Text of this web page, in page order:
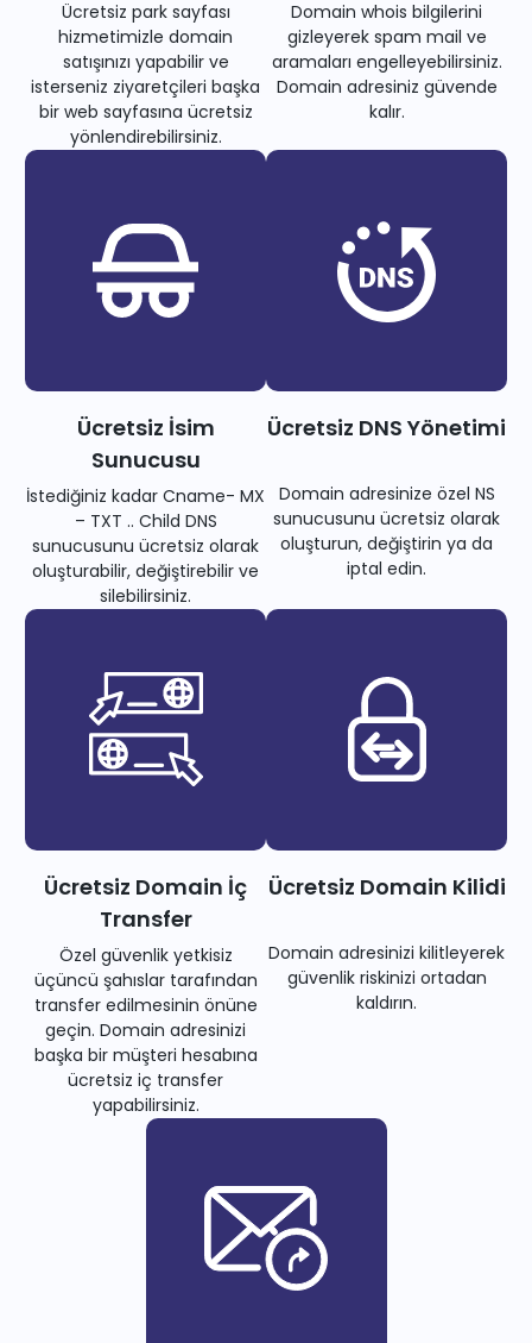
Ücretsiz park sayfası
hizmetimizle domain
satışınızı yapabilir ve
isterseniz ziyaretçileri başka
bir web sayfasına ücretsiz
yönlendirebilirsiniz.
Domain whois bilgilerini
gizleyerek spam mail ve
aramaları engelleyebilirsiniz.
Domain adresiniz güvende
kalır.
Ücretsiz İsim
Sunucusu
İstediğiniz kadar Cname- MX
– TXT .. Child DNS
sunucusunu ücretsiz olarak
oluşturabilir, değiştirebilir ve
silebilirsiniz.
Ücretsiz DNS Yönetimi
Domain adresinize özel NS
sunucusunu ücretsiz olarak
oluşturun, değiştirin ya da
iptal edin.
Ücretsiz Domain İç
Transfer
Özel güvenlik yetkisiz
üçüncü şahıslar tarafından
transfer edilmesinin önüne
geçin. Domain adresinizi
başka bir müşteri hesabına
ücretsiz iç transfer
yapabilirsiniz.
Ücretsiz Domain Kilidi
Domain adresinizi kilitleyerek
güvenlik riskinizi ortadan
kaldırın.